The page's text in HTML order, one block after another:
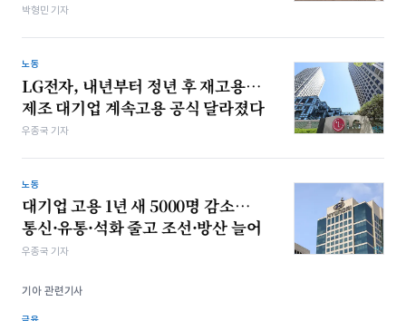
박형민 기자
노동
LG전자, 내년부터 정년 후 재고용…
제조 대기업 계속고용 공식 달라졌다
우종국 기자
노동
대기업 고용 1년 새 5000명 감소…
통신·유통·석화 줄고 조선·방산 늘어
우종국 기자
기아 관련기사